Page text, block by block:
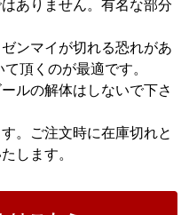
ありません。有名な部分
ンマイが切れる恐れがあ
頂くのが最適です。
ルの解体はしないで下さ
。ご注文時に在庫切れと
します。